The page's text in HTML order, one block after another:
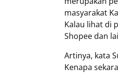
masyarakat
Kalau lihat di
Shopee dan
Artinya, kata
Kenapa